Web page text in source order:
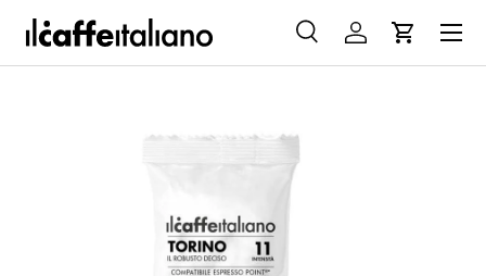
ALLER AU CONTENU
Recherche
RechercheSe connecter
Panier
Menu